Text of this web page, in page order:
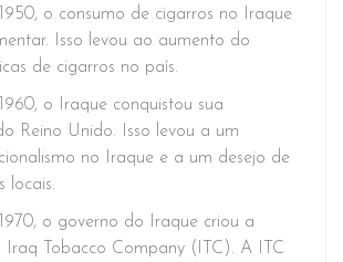
o consumo de cigarros no Iraque
Isso levou ao aumento do
de cigarros no país.
o Iraque conquistou sua
Reino Unido. Isso levou a um
no Iraque e a um desejo de
locais.
o governo do Iraque criou a
Iraq Tobacco Company (ITC). A ITC